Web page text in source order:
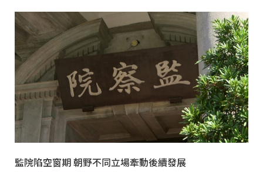
監院陷空窗期 朝野不同立場牽動後續發展